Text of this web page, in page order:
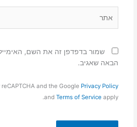
שמור בדפדפן זה את השם,
הבאה שאגיב.
and the Google Privacy Policy
andTerms of Service apply.